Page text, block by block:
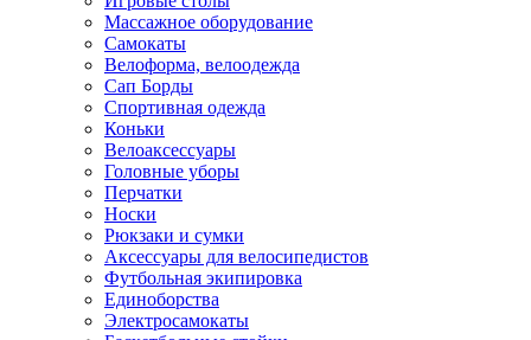
Массажное оборудование
Самокаты
Велоформа, велоодежда
Сап Борды
Спортивная одежда
Коньки
Велоаксессуары
Головные уборы
Перчатки
Носки
Рюкзаки и сумки
Аксессуары для велосипедистов
Футбольная экипировка
Единоборства
Электросамокаты